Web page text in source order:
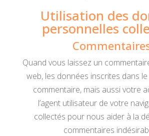
Utilisation des
personnelles
Quand vous laissez un
web, les données inscrites dans
commentaire, mais aussi votre
l’agent utilisateur de votre
collectés pour nous aider à la
commentaires